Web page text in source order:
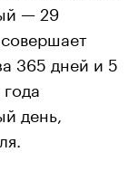
— 29
365 дней и 5
день,